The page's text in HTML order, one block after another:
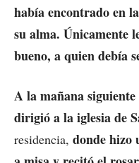
había encontrado en
su alma. Únicamente
bueno, a quien debía
A la mañana siguiente
dirigió a la iglesia de
residencia, donde hizo